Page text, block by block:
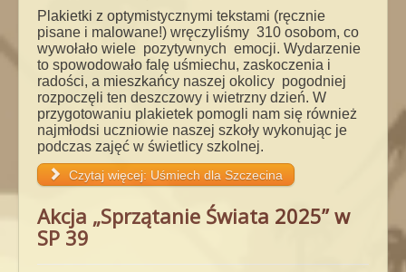
Plakietki z optymistycznymi tekstami (ręcznie
pisane i malowane!) wręczyliśmy 310 osobom, co
wywołało wiele pozytywnych emocji. Wydarzenie
to spowodowało falę uśmiechu, zaskoczenia i
radości, a mieszkańcy naszej okolicy pogodniej
rozpoczęli ten deszczowy i wietrzny dzień. W
przygotowaniu plakietek pomogli nam się również
najmłodsi uczniowie naszej szkoły wykonując je
podczas zajęć w świetlicy szkolnej.
Czytaj więcej: Uśmiech dla Szczecina
Akcja „Sprzątanie Świata 2025” w
SP 39